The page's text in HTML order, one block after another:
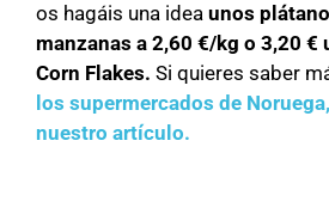
os hagáis una idea unos
manzanas a 2,60 €/kg o 3,20 €
Corn Flakes. Si quieres saber
los supermercados de
nuestro artículo.